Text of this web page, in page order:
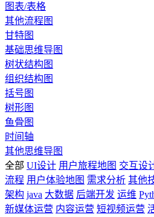
图表/表格
其他流程图
甘特图
基础思维导图
树状结构图
组织结构图
括号图
树形图
鱼骨图
时间轴
其他思维导图
全部 UI设计 用户旅程地图 交互设
流程 用户体验地图 需求分析 其他
架构 java 大数据 后端开发 运维
新媒体运营 内容运营 短视频运营